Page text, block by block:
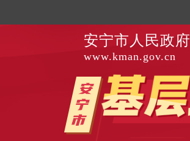
安宁市人民政府
www.kman.gov.cn